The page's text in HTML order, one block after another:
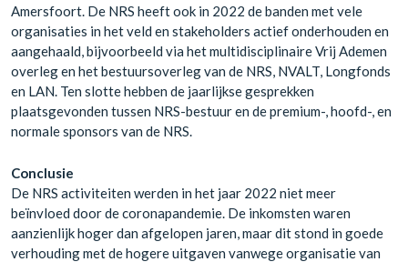
Amersfoort. De NRS heeft ook in 2022 de banden met vele
organisaties in het veld en stakeholders actief onderhouden en
aangehaald, bijvoorbeeld via het multidisciplinaire Vrij Ademen
overleg en het bestuursoverleg van de NRS, NVALT, Longfonds
en LAN. Ten slotte hebben de jaarlijkse gesprekken
plaatsgevonden tussen NRS-bestuur en de premium-, hoofd-, en
normale sponsors van de NRS.
Conclusie
De NRS activiteiten werden in het jaar 2022 niet meer
beïnvloed door de coronapandemie. De inkomsten waren
aanzienlijk hoger dan afgelopen jaren, maar dit stond in goede
verhouding met de hogere uitgaven vanwege organisatie van